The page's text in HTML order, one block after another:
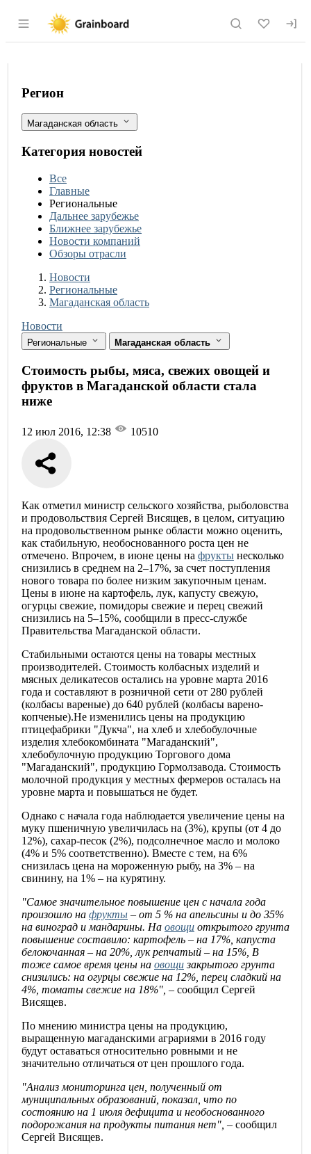
Раздел навигации по сайту
Стоимость рыбы, мяса, свежих
Фильтры
Регион
Магаданская область
Категория новостей
Все
Главные
Региональные
Дальнее зарубежье
Ближнее зарубежье
Новости компаний
Обзоры отрасли
Новости
Разделы
Новости
Региональные
Магаданская область
Новости
Региональные Магаданская область
Стоимость рыбы, мяса, свежих овощей и
фруктов в Магаданской области стала
ниже
12 июл 2016, 12:38 10510
Как отметил министр сельского хозяйства, рыболовства
и продовольствия Сергей Висящев, в целом, ситуацию
на продовольственном рынке области можно оценить,
как стабильную, необоснованного роста цен не
отмечено. Впрочем, в июне цены на фрукты несколько
снизились в среднем на 2–17%, за счет поступления
нового товара по более низким закупочным ценам.
Цены в июне на картофель, лук, капусту свежую,
огурцы свежие, помидоры свежие и перец свежий
снизились на 5–15%, сообщили в пресс-службе
Правительства Магаданской области.
Стабильными остаются цены на товары местных
производителей. Стоимость колбасных изделий и
мясных деликатесов остались на уровне марта 2016
года и составляют в розничной сети от 280 рублей
(колбасы вареные) до 640 рублей (колбасы варено-
копченые).Не изменились цены на продукцию
птицефабрики "Дукча", на хлеб и хлебобулочные
изделия хлебокомбината "Магаданский",
хлебобулочную продукцию Торгового дома
"Магаданский", продукцию Гормолзавода. Стоимость
молочной продукция у местных фермеров осталась на
уровне марта и повышаться не будет.
Однако с начала года наблюдается увеличение цены на
муку пшеничную увеличилась на (3%), крупы (от 4 до
12%), сахар-песок (2%), подсолнечное масло и молоко
(4% и 5% соответственно). Вместе с тем, на 6%
снизилась цена на мороженную рыбу, на 3% – на
свинину, на 1% – на курятину.
"Самое значительное повышение цен с начала года
произошло на фрукты – от 5 % на апельсины и до 35%
на виноград и мандарины. На овощи открытого грунта
повышение составило: картофель – на 17%, капуста
белокочанная – на 20%, лук репчатый – на 15%, В
тоже самое время цены на овощизакрытого грунта
снизились: на огурцы свежие на 12%, перец сладкий на
4%, томаты свежие на 18%", – сообщил Сергей
Висящев.
По мнению министра цены на продукцию,
выращенную магаданскими аграриями в 2016 году
будут оставаться относительно ровными и не
значительно отличаться от цен прошлого года.
"Анализ мониторинга цен, полученный от
муниципальных образований, показал, что по
состоянию на 1 июля дефицита и необоснованного
подорожания на продукты питания нет", – сообщил
Сергей Висящев.